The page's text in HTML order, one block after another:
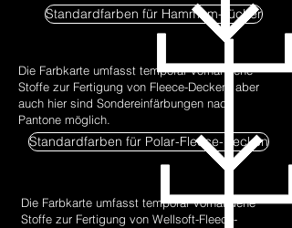
Standardfarben für Hammam-Tücher
Die Farbkarte umfasst temporär vorhandene
Stoffe zur Fertigung von Fleece-Decken, aber
auch hier sind Sondereinfärbungen nach
Pantone möglich.
Standardfarben für Polar-Fleece-Decken
Die Farbkarte umfasst temporär vorhandene
Stoffe zur Fertigung von Wellsoft-Fleece-